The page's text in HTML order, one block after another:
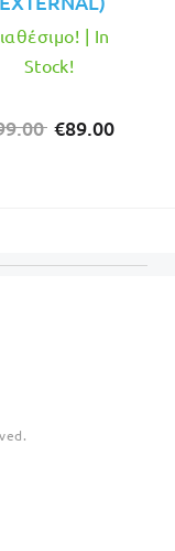
Original
€89.00
| In
Stock!